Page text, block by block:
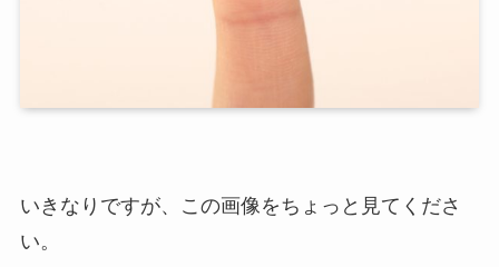
いきなりですが、この画像をちょっと見てくださ
い。